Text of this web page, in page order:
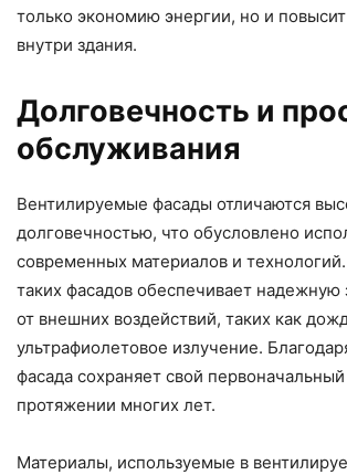
только экономию энергии, но и
внутри здания.
Долговечность и
обслуживания
Вентилируемые фасады отличаются
долговечностью, что обусловлено
современных материалов и
таких фасадов обеспечивает надежную
от внешних воздействий, таких как
ультрафиолетовое излучение.
фасада сохраняет свой
протяжении многих лет.
Материалы, используемые в